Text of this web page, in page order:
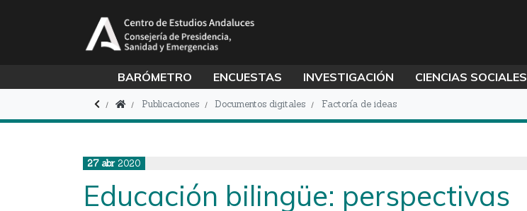
BARÓMETRO ENCUESTAS INVESTIGACIÓN CIENCIAS SOCIALES
Publicaciones Documentos digitales Factoría de ideas
27 abr 2020
Educación bilingüe: perspectivas